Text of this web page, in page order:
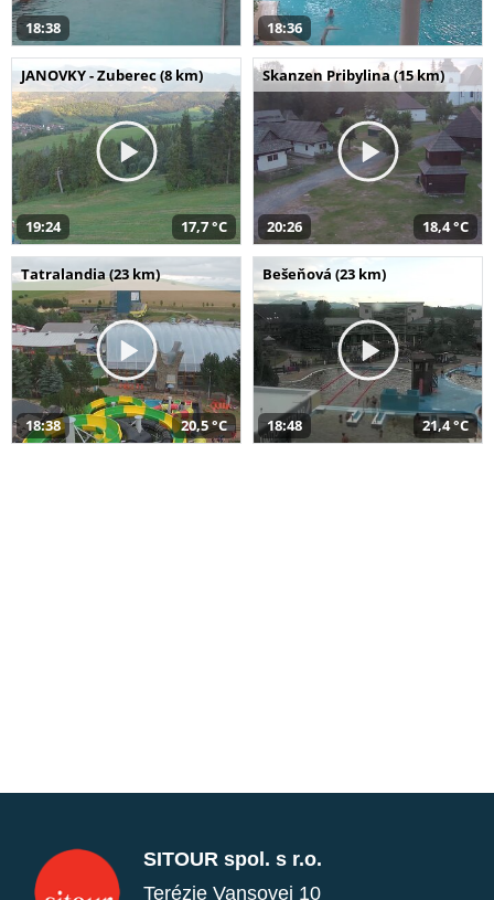
18:38 18:36
JANOVKY - Zuberec (8 km)
19:24 17,7 °C
Skanzen Pribylina (15 km)
20:26 18,4 °C
Tatralandia (23 km)
18:38 20,5 °C
Bešeňová (23 km)
18:48 21,4 °C
SITOUR spol. s r.o.
Terézie Vansovej 10